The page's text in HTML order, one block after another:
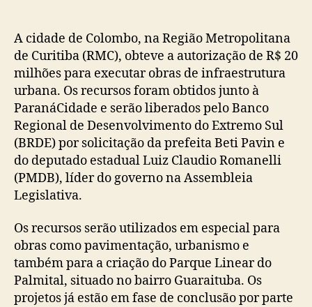
A cidade de Colombo, na Região Metropolitana
de Curitiba (RMC), obteve a autorização de R$ 20
milhões para executar obras de infraestrutura
urbana. Os recursos foram obtidos junto à
ParanáCidade e serão liberados pelo Banco
Regional de Desenvolvimento do Extremo Sul
(BRDE) por solicitação da prefeita Beti Pavin e
do deputado estadual Luiz Claudio Romanelli
(PMDB), líder do governo na Assembleia
Legislativa.
Os recursos serão utilizados em especial para
obras como pavimentação, urbanismo e
também para a criação do Parque Linear do
Palmital, situado no bairro Guaraituba. Os
projetos já estão em fase de conclusão por parte